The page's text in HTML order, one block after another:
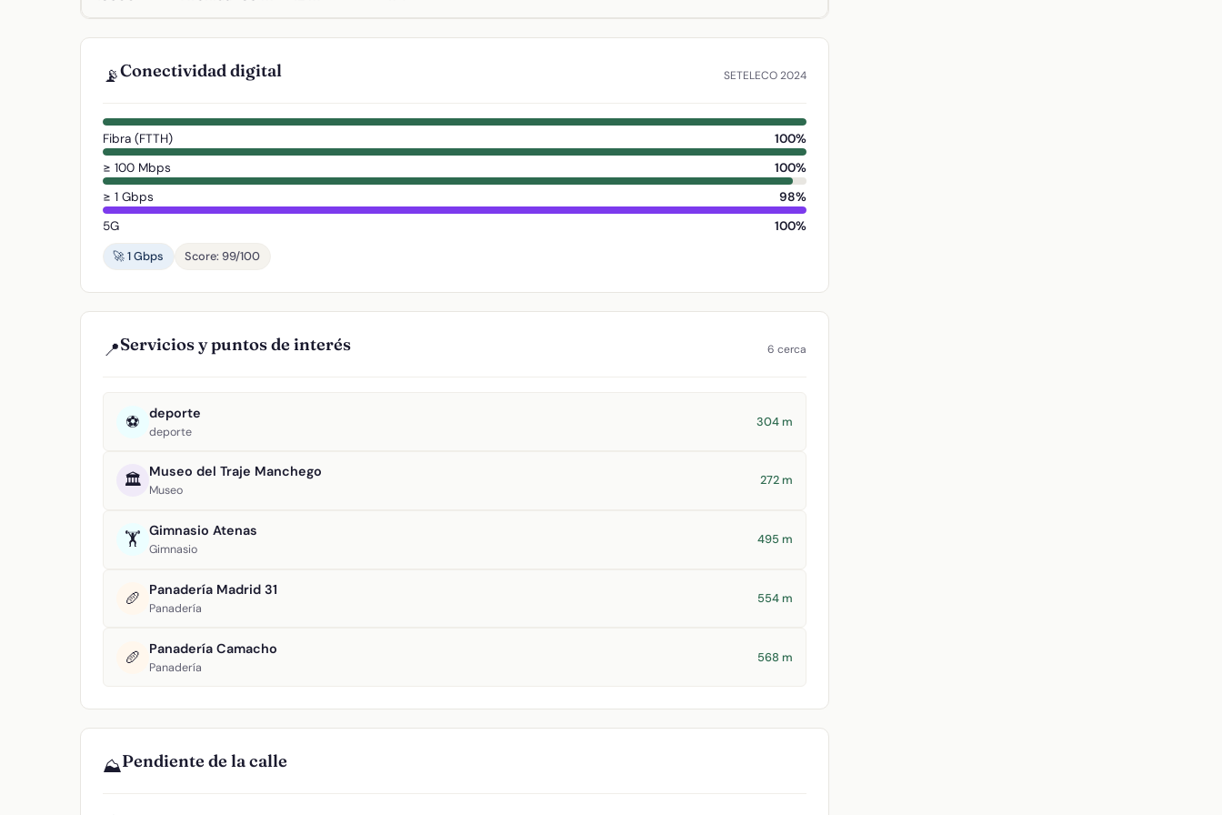
📡Conectividad digital SETELECO 2024
Fibra (FTTH)
100%
≥ 100 Mbps
100%
≥ 1 Gbps
98%
5G
100%
🚀 1 Gbps
Score: 99/100
📍Servicios y puntos de interés 6 cerca
⚽ deporte
deporte
304 m
🏛️ Museo del Traje Manchego
Museo
272 m
🏋️ Gimnasio Atenas
Gimnasio
495 m
🥖 Panadería Madrid 31
Panadería
554 m
🥖 Panadería Camacho
Panadería
568 m
⛰️Pendiente de la calle